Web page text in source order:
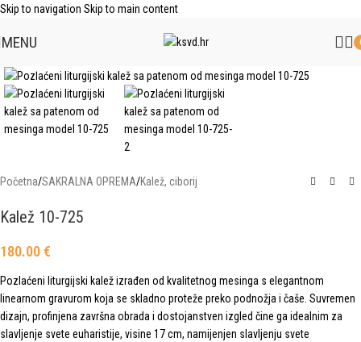
Skip to navigation Skip to main content
MENU
Početna/SAKRALNA OPREMA/Kalež, ciborij
Kalež 10-725
180.00€
Pozlaćeni liturgijski kalež izrađen od kvalitetnog mesinga s elegantnom
linearnom gravurom koja se skladno proteže preko podnožja i čaše. Suvremen
dizajn, profinjena završna obrada i dostojanstven izgled čine ga idealnim za
slavljenje svete euharistije, visine 17 cm, namijenjen slavljenju svete